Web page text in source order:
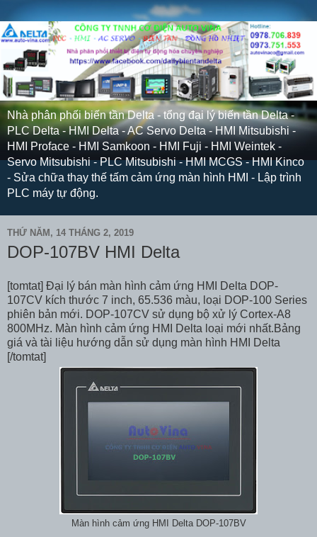
Nhà phân phối biến tần Delta - tổng đại lý biến tần Delta -
PLC Delta - HMI Delta - AC Servo Delta - HMI Mitsubishi -
HMI Proface - HMI Samkoon - HMI Fuji - HMI Weintek -
Servo Mitsubishi - PLC Mitsubishi - HMI MCGS - HMI Kinco
- Sửa chữa thay thế tấm cảm ứng màn hình HMI - Lập trình
PLC máy tự động.
THỨ NĂM, 14 THÁNG 2, 2019
DOP-107BV HMI Delta
[tomtat] Đại lý bán màn hình cảm ứng HMI Delta DOP-
107CV kích thước 7 inch, 65.536 màu, loại DOP-100 Series
phiên bản mới. DOP-107CV sử dụng bộ xử lý Cortex-A8
800MHz. Màn hình cảm ứng HMI Delta loại mới nhất.Bảng
giá và tài liệu hướng dẫn sử dụng màn hình HMI Delta
[/tomtat]
Màn hình cảm ứng HMI Delta DOP-107BV